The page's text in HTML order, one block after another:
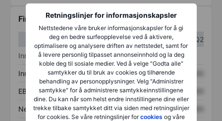
Retningslinjer for informasjonskapsler
Nettstedene våre bruker informasjonskapsler for å gi
deg en bedre surfeopplevelse ved å aktivere,
optimalisere og analysere driften av nettstedet, samt for
å levere personlig tilpasset annonseinnhold og la deg
koble deg til sosiale medier. Ved å velge "Godta alle"
samtykker du til bruk av cookies og tilhørende
behandling av personopplysninger. Velg "Administrer
samtykke" for å administrere samtykkeinnstillingene
dine. Du kan når som helst endre innstillingene dine eller
trekke tilbake samtykket ditt via siden med retningslinjer
for cookies. Se våre retningslinjer forcookies og våre
Finansiell informasjon
Q1
Q2
Inntektsoversikt
Inntekter XXXXXXX XXXXXXX
EBITDA XXXXXXX XXXXXXX
Nettoinntekt XXXXXXX XXXXXXX